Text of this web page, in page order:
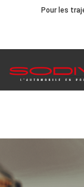
Pour les